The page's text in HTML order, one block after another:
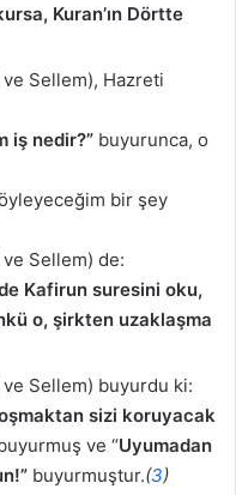
Kuran’ın Dörtte
Sellem), Hazreti
iş nedir?” buyurunca, o
bir şey
Sellem) de:
Kafirun suresini oku,
o, şirkten uzaklaşma
Sellem) buyurdu ki:
sizi koruyacak
ve “Uyumadan
buyurmuştur.(3)